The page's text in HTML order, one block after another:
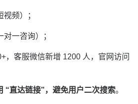
频）；
一咨询）；
，客服微信新增 1200 人，官网访问
“直达链接”，避免用户二次搜索。